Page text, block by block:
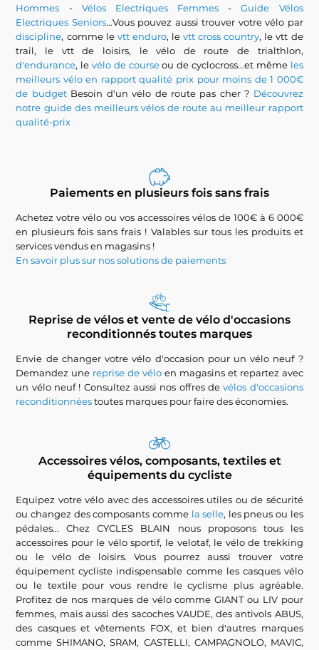
Hommes - Vélos Electriques Femmes -Guide Vélos
Electriques Seniors...Vous pouvez aussi trouver votre vélo par
discipline, comme le vtt enduro, levtt cross country, le vtt de
trail, le vtt de loisirs, le vélo de route de trialthlon,
d'endurance, levélo de courseou de cyclocross...et même les
meilleurs vélo en rapport qualité prix pour moins de 1 000€
de budgetBesoin d'un vélo de route pas cher ? Découvrez
notre guide des meilleurs vélos de route au meilleur rapport
qualité-prix
Paiements en plusieurs fois sans frais
Achetez votre vélo ou vos accessoires vélos de 100€ à 6 000€
en plusieurs fois sans frais ! Valables sur tous les produits et
services vendus en magasins !
En savoir plus sur nos solutions de paiements
Reprise de vélos et vente de vélo d'occasions
reconditionnés toutes marques
Envie de changer votre vélo d'occasion pour un vélo neuf ?
Demandez une reprise de vélo en magasins et repartez avec
un vélo neuf ! Consultez aussi nos offres devélos d'occasions
reconditionnéestoutes marques pour faire des économies.
Accessoires vélos, composants, textiles et
équipements du cycliste
Equipez votre vélo avec des accessoires utiles ou de sécurité
ou changez des composants comme la selle, les pneus ou les
pédales... Chez CYCLES BLAIN nous proposons tous les
accessoires pour le vélo sportif, le velotaf, le vélo de trekking
ou le vélo de loisirs. Vous pourrez aussi trouver votre
équipement cycliste indispensable comme les casques vélo
ou le textile pour vous rendre le cyclisme plus agréable.
Profitez de nos marques de vélo comme GIANT ou LIV pour
femmes, mais aussi des sacoches VAUDE, des antivols ABUS,
des casques et vêtements FOX, et bien d'autres marques
comme SHIMANO, SRAM, CASTELLI, CAMPAGNOLO, MAVIC,